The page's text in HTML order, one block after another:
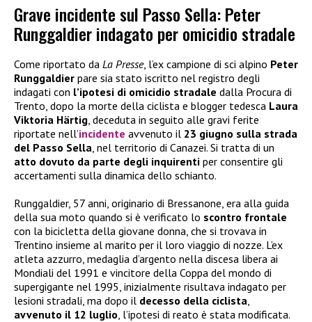
Grave incidente sul Passo Sella: Peter
Runggaldier indagato per omicidio stradale
Come riportato da La Presse, l’ex campione di sci alpino Peter
Runggaldier pare sia stato iscritto nel registro degli
indagati con l’ipotesi di omicidio stradale dalla Procura di
Trento, dopo la morte della ciclista e blogger tedesca Laura
Viktoria Härtig , deceduta in seguito alle gravi ferite
riportate nell’incidente avvenuto il 23 giugno sulla strada
del Passo Sella , nel territorio di Canazei. Si tratta di un
atto dovuto da parte degli inquirenti per consentire gli
accertamenti sulla dinamica dello schianto.
Runggaldier, 57 anni, originario di Bressanone, era alla guida
della sua moto quando si è verificato lo scontro frontale
con la bicicletta della giovane donna, che si trovava in
Trentino insieme al marito per il loro viaggio di nozze. L’ex
atleta azzurro, medaglia d’argento nella discesa libera ai
Mondiali del 1991 e vincitore della Coppa del mondo di
supergigante nel 1995, inizialmente risultava indagato per
lesioni stradali, ma dopo il decesso della ciclista
avvenuto il 12 luglio , l’ipotesi di reato è stata modificata.